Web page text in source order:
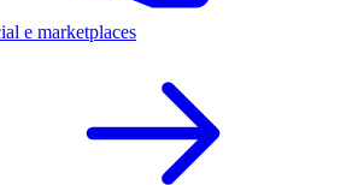
e marketplaces